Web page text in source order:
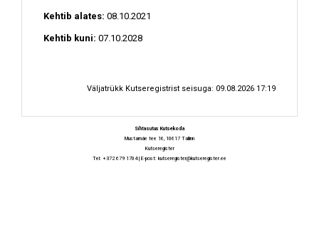
Kehtib alates: 08.10.2021
Kehtib kuni: 07.10.2028
Väljatrükk Kutseregistrist seisuga: 09.08.2026 17:19
Sihtasutus Kutsekoda
Mustamäe tee 16, 10617 Tallinn
Kutseregister
Tel: +372 679 1704 | E-post: kutseregister@kutseregister.ee